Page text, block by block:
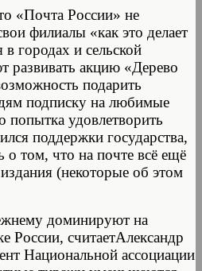
«Почта России» не
филиалы «как это делает
в городах и сельской
развивать акцию «Дерево
подарить
подписку на любимые
попытка удовлетворить
поддержки государства,
о том, что на почте всё ещё
(некоторые об этом
доминируют на
считаетАлександр
Национальной ассоциации